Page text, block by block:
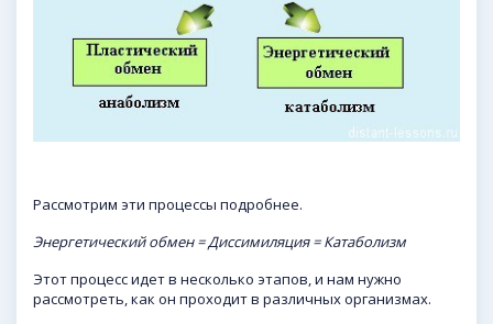
Рассмотрим эти процессы подробнее.
Энергетический обмен = Диссимиляция = Катаболизм
Этот процесс идет в несколько этапов, и нам нужно
рассмотреть, как он проходит в различных организмах.